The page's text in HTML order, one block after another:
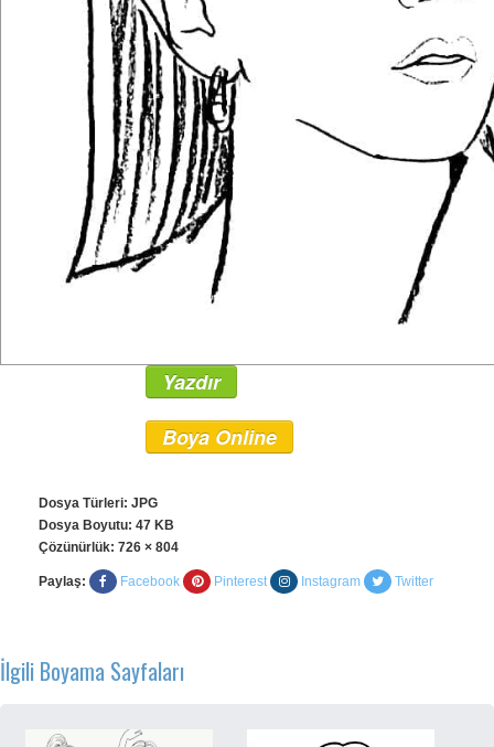
Yazdır
Boya Online
Dosya Türleri: JPG
Dosya Boyutu: 47 KB
Çözünürlük: 726 × 804
Paylaş: Facebook Pinterest Instagram Twitter
İlgili Boyama Sayfaları